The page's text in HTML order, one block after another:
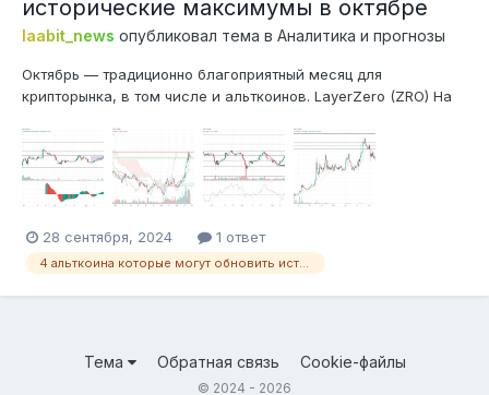
исторические максимумы в октябре
laabit_news опубликовал тема в Аналитика и прогнозы
Октябрь — традиционно благоприятный месяц для
крипторынка, в том числе и альткоинов. LayerZero (ZRO) На
отметки $5,06, что на 27,70% выше, чем месяц назад. Рост
цены ZRO связан с недавним решением проекта
перераспределить невостребо...
28 сентября, 2024 1 ответ
Тема Обратная связь Cookie-файлы
© 2024 - 2026